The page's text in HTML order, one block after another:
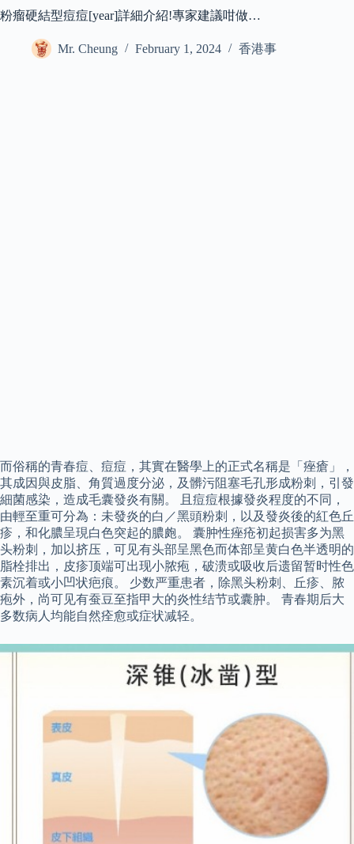
粉瘤硬結型痘痘[year]詳細介紹!專家建議咁做…
Mr. Cheung February 1, 2024 香港事
而俗稱的青春痘、痘痘，其實在醫學上的正式名稱是「痤瘡」，
其成因與皮脂、角質過度分泌，及髒污阻塞毛孔形成粉刺，引發
細菌感染，造成毛囊發炎有關。 且痘痘根據發炎程度的不同，
由輕至重可分為：未發炎的白／黑頭粉刺，以及發炎後的紅色丘
疹，和化膿呈現白色突起的膿皰。 囊肿性痤疮初起损害多为黑
头粉刺，加以挤压，可见有头部呈黑色而体部呈黄白色半透明的
脂栓排出，皮疹顶端可出现小脓疱，破溃或吸收后遗留暂时性色
素沉着或小凹状疤痕。 少数严重患者，除黑头粉刺、丘疹、脓
疱外，尚可见有蚕豆至指甲大的炎性结节或囊肿。 青春期后大
多数病人均能自然痊愈或症状减轻。